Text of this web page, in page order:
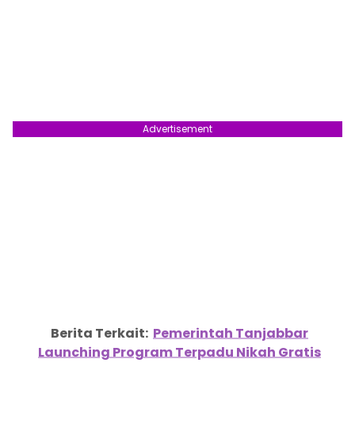
Advertisement
Berita Terkait: Pemerintah Tanjabbar
Launching Program Terpadu Nikah Gratis